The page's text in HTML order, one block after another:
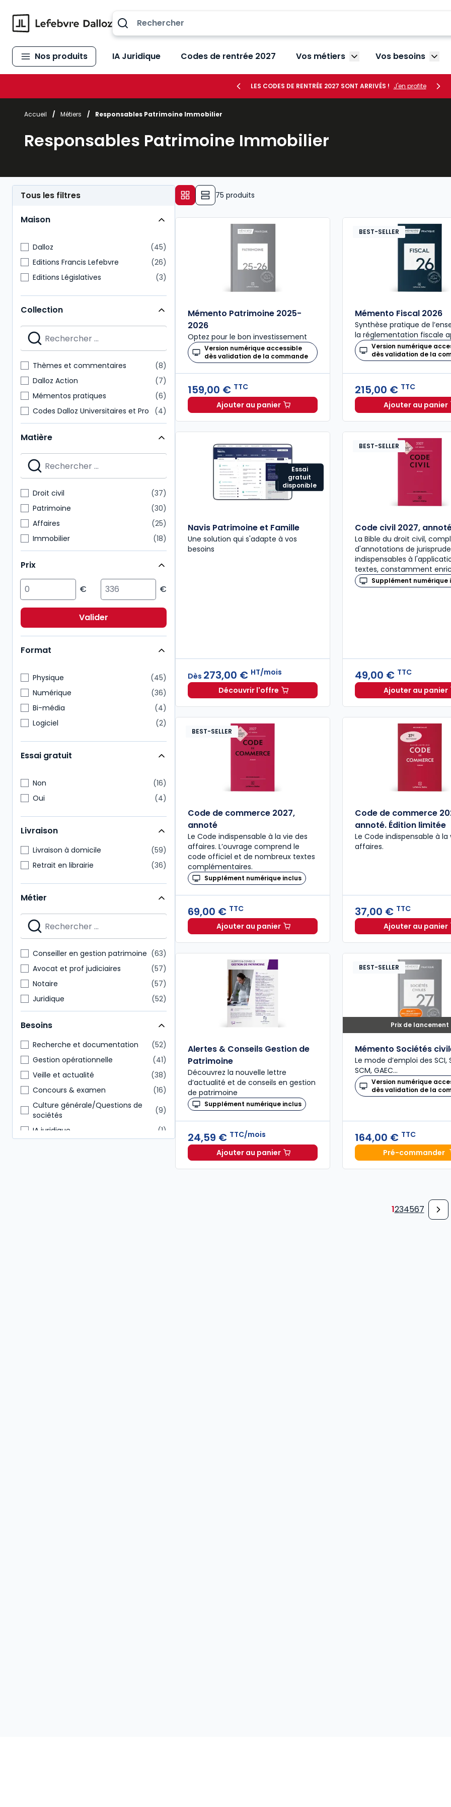
Nos produits IA Juridique Codes de rentrée 2027 Vos métiers Afficher le sous-menu
Vos besoins
LES CODES DE RENTRÉE 2027 SONT ARRIVÉS ! J'en profite
Accueil / Métiers / Responsables Patrimoine Immobilier
Responsables Patrimoine Immobilier
Tous les filtres
Maison
Dalloz
45
Editions Francis Lefebvre
26
Editions Législatives
3
Collection
Thèmes et commentaires
8
Dalloz Action
7
Mémentos pratiques
6
Codes Dalloz Universitaires et Pro
4
Delmas Express
3
Encyclopédie Delmas
3
Précis
3
Revues d'actualité
Matière
Droit civil
37
Patrimoine
30
Affaires
25
Immobilier
18
Droit public
15
Fiscal
14
Multimatières
10
Social
Environnement
International
4
Prix
Valider
Format
Physique
45
Numérique
36
Bi-média
4
Logiciel
2
Essai gratuit
Non
16
Oui
4
Livraison
Livraison à domicile
59
Retrait en librairie
36
Métier
Conseiller en gestion patrimoine
63
Avocat et prof judiciaires
57
Notaire
57
Juridique
52
Expert-comptable
38
Enseignants
35
Étudiants
34
Direction générale
31
Administratif et financier
30
Commissaire aux comptes
29
Besoins
Recherche et documentation
52
Gestion opérationnelle
41
Veille et actualité
38
Concours & examen
16
Culture générale/Questions de
sociétés
9
IA juridique
1
75 produits
Mémento Patrimoine 2025-
2026
Optez pour le bon investissement
Version numérique accessible
dès validation de la commande
159,00 € TTC
Ajouter au panierMémento Patrimoine 2025-2026 à 159,00 € TTC
BEST-SELLER
Mémento Fiscal 2026
Synthèse pratique de
la réglementation fiscale
Version numérique
dès validation de la
215,00 € TTC
Ajouter au panier
Essai
gratuit
disponible
Navis Patrimoine et Famille
Une solution qui s'adapte à vos
besoins
Dès 273,00 € HT/mois
Découvrir l'offreNavis Patrimoine et Famille à partir deDès 273,00 €
BEST-SELLER
Code civil 2027,
La Bible du droit civil,
d'annotations de
indispensables à
textes, constamment
Supplément numérique
49,00 € TTC
Ajouter au panier
Code
BEST-SELLER
Code de commerce 2027,
annoté
Le Code indispensable à la vie des
affaires. L’ouvrage comprend le
code officiel et de nombreux textes
complémentaires.
Supplément numérique inclus
69,00 € TTC
Ajouter au panierCode de commerce 2027, annoté à 69,00 € TTC
Code de commerce
annoté. Édition limitée
Le Code indispensable à la
affaires.
37,00 € TTC
Ajouter au panier
Code
Alertes & Conseils Gestion de
Patrimoine
Découvrez la nouvelle lettre
d’actualité et de conseils en gestion
de patrimoine
Supplément numérique inclus
24,59 € TTC/mois
Ajouter au panierAlertes & Conseils Gestion de Patrimoine à 24,59 €
Prix de lancement
BEST-SELLER
Mémento Sociétés
Le mode d’emploi des SCI,
SCM, GAEC…
Version numérique
dès validation de la
164,00 € TTC
Pré-commander
1234567